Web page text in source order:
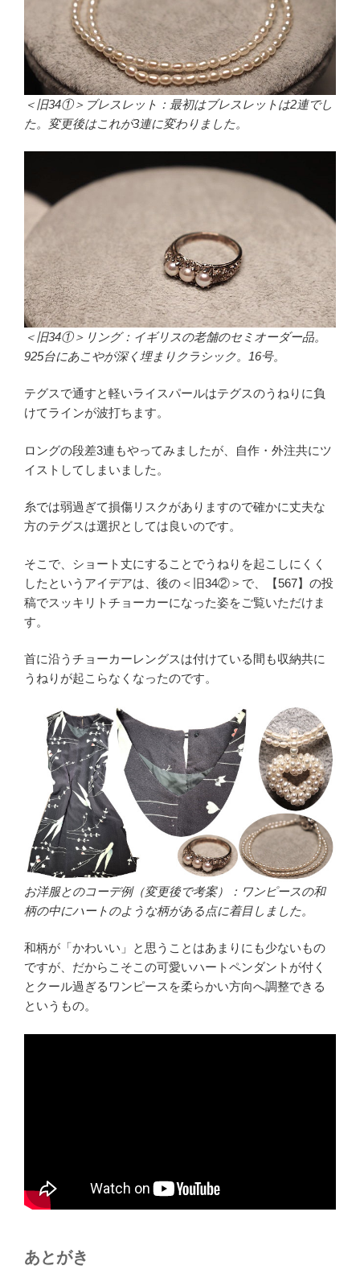
＜旧34①＞ブレスレット：最初はブレスレットは2連でし
た。変更後はこれが3連に変わりました。
＜旧34①＞リング：イギリスの老舗のセミオーダー品。
925台にあこやが深く埋まりクラシック。16号。
テグスで通すと軽いライスパールはテグスのうねりに負
けてラインが波打ちます。
ロングの段差3連もやってみましたが、自作・外注共にツ
イストしてしまいました。
糸では弱過ぎて損傷リスクがありますので確かに丈夫な
方のテグスは選択としては良いのです。
そこで、ショート丈にすることでうねりを起こしにくく
したというアイデアは、後の＜旧34②＞で、【567】の投
稿でスッキリトチョーカーになった姿をご覧いただけま
す。
首に沿うチョーカーレングスは付けている間も収納共に
うねりが起こらなくなったのです。
お洋服とのコーデ例（変更後で考案）：ワンピースの和
柄の中にハートのような柄がある点に着目しました。
和柄が「かわいい」と思うことはあまりにも少ないもの
ですが、だからこそこの可愛いハートペンダントが付く
とクール過ぎるワンピースを柔らかい方向へ調整できる
というもの。
あとがき